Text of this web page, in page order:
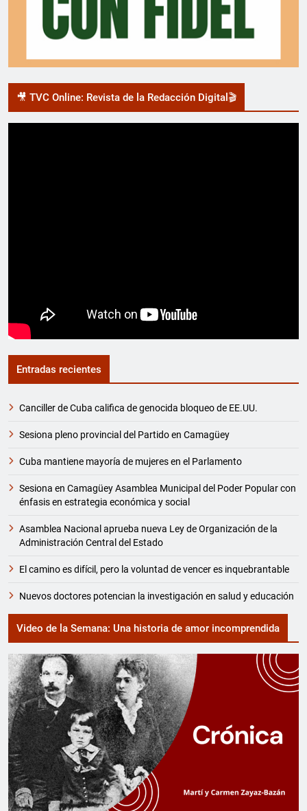
🎥 TVC Online: Revista de la Redacción Digital🎬
Entradas recientes
Canciller de Cuba califica de genocida bloqueo de EE.UU.
Sesiona pleno provincial del Partido en Camagüey
Cuba mantiene mayoría de mujeres en el Parlamento
Sesiona en Camagüey Asamblea Municipal del Poder Popular con
énfasis en estrategia económica y social
Asamblea Nacional aprueba nueva Ley de Organización de la
Administración Central del Estado
El camino es difícil, pero la voluntad de vencer es inquebrantable
Nuevos doctores potencian la investigación en salud y educación
Video de la Semana: Una historia de amor incomprendida